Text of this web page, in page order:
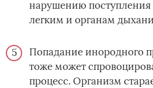
нарушению поступления
легким и органам
Попадание инородного
тоже может
процесс. Организм